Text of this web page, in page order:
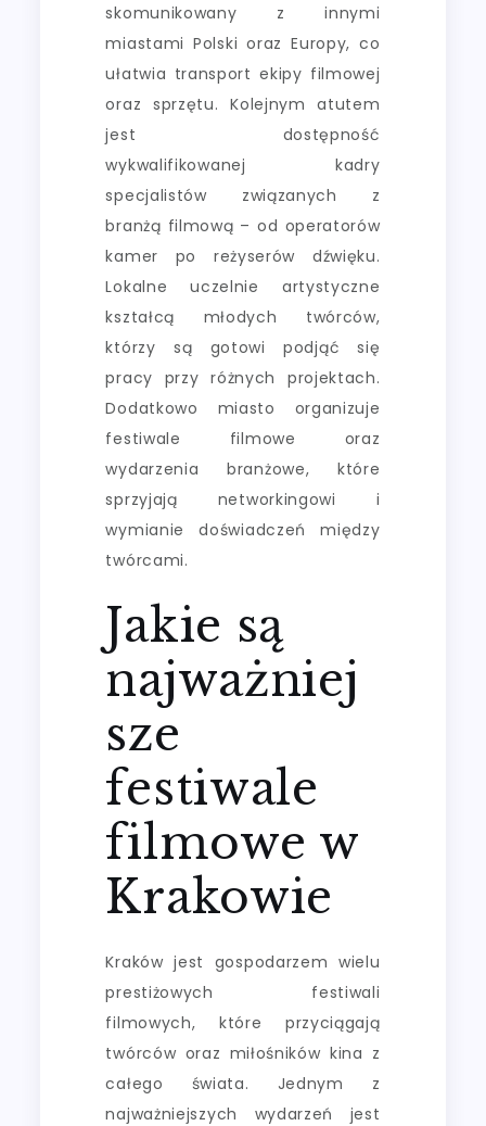
skomunikowany z innymi
miastami Polski oraz Europy, co
ułatwia transport ekipy filmowej
oraz sprzętu. Kolejnym atutem
jest dostępność
wykwalifikowanej kadry
specjalistów związanych z
branżą filmową – od operatorów
kamer po reżyserów dźwięku.
Lokalne uczelnie artystyczne
kształcą młodych twórców,
którzy są gotowi podjąć się
pracy przy różnych projektach.
Dodatkowo miasto organizuje
festiwale filmowe oraz
wydarzenia branżowe, które
sprzyjają networkingowi i
wymianie doświadczeń między
twórcami.
Jakie są
najważniej
sze
festiwale
filmowe w
Krakowie
Kraków jest gospodarzem wielu
prestiżowych festiwali
filmowych, które przyciągają
twórców oraz miłośników kina z
całego świata. Jednym z
najważniejszych wydarzeń jest